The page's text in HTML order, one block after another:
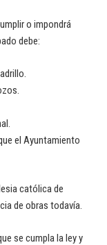
o impondrá
debe:
el Ayuntamiento
católica de
de obras todavía.
se cumpla la ley y